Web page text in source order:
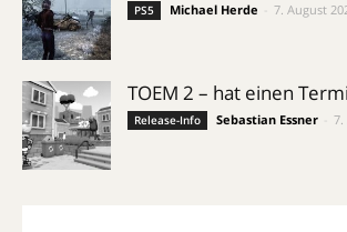
PS5 Michael Herde 7. August
TOEM 2 – hat einen
Release-Info Sebastian Essner 7.